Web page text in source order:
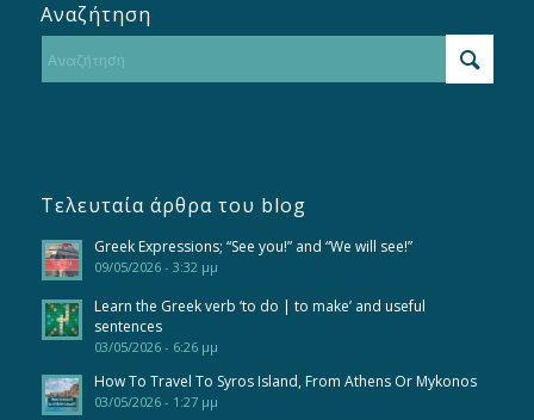
Αναζήτηση
Τελευταία άρθρα του blog
Greek Expressions; “See you!” and “We will see!”
09/05/2026 - 3:32 μμ
Learn the Greek verb ‘to do | to make’ and useful
sentences
03/05/2026 - 6:26 μμ
How To Travel To Syros Island, From Athens Or Mykonos
03/05/2026 - 1:27 μμ